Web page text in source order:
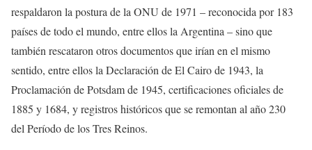
respaldaron la postura de la ONU de 1971 – reconocida por 183
países de todo el mundo, entre ellos la Argentina – sino que
también rescataron otros documentos que irían en el mismo
sentido, entre ellos la Declaración de El Cairo de 1943, la
Proclamación de Potsdam de 1945, certificaciones oficiales de
1885 y 1684, y registros históricos que se remontan al año 230
del Período de los Tres Reinos.